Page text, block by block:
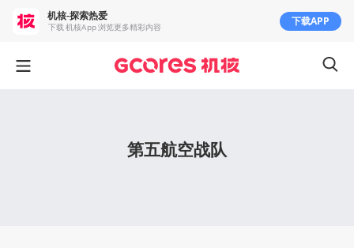
第五航空战队
机核-探索热爱
下载 机核App 浏览更多精彩内容 下载APP